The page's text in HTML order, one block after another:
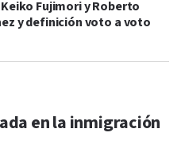
Fujimori y Roberto
y definición voto a voto
en la inmigración